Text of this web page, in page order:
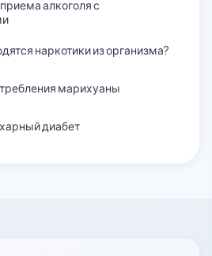
алкоголя с
наркотики из организма?
марихуаны
диабет